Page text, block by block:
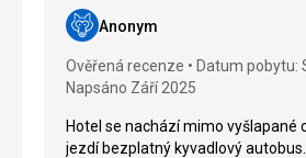
Anonym
Ověřená recenze
Datum pobytu:
Napsáno Září 2025
Hotel se nachází mimo vyšlapané
jezdí bezplatný kyvadlový